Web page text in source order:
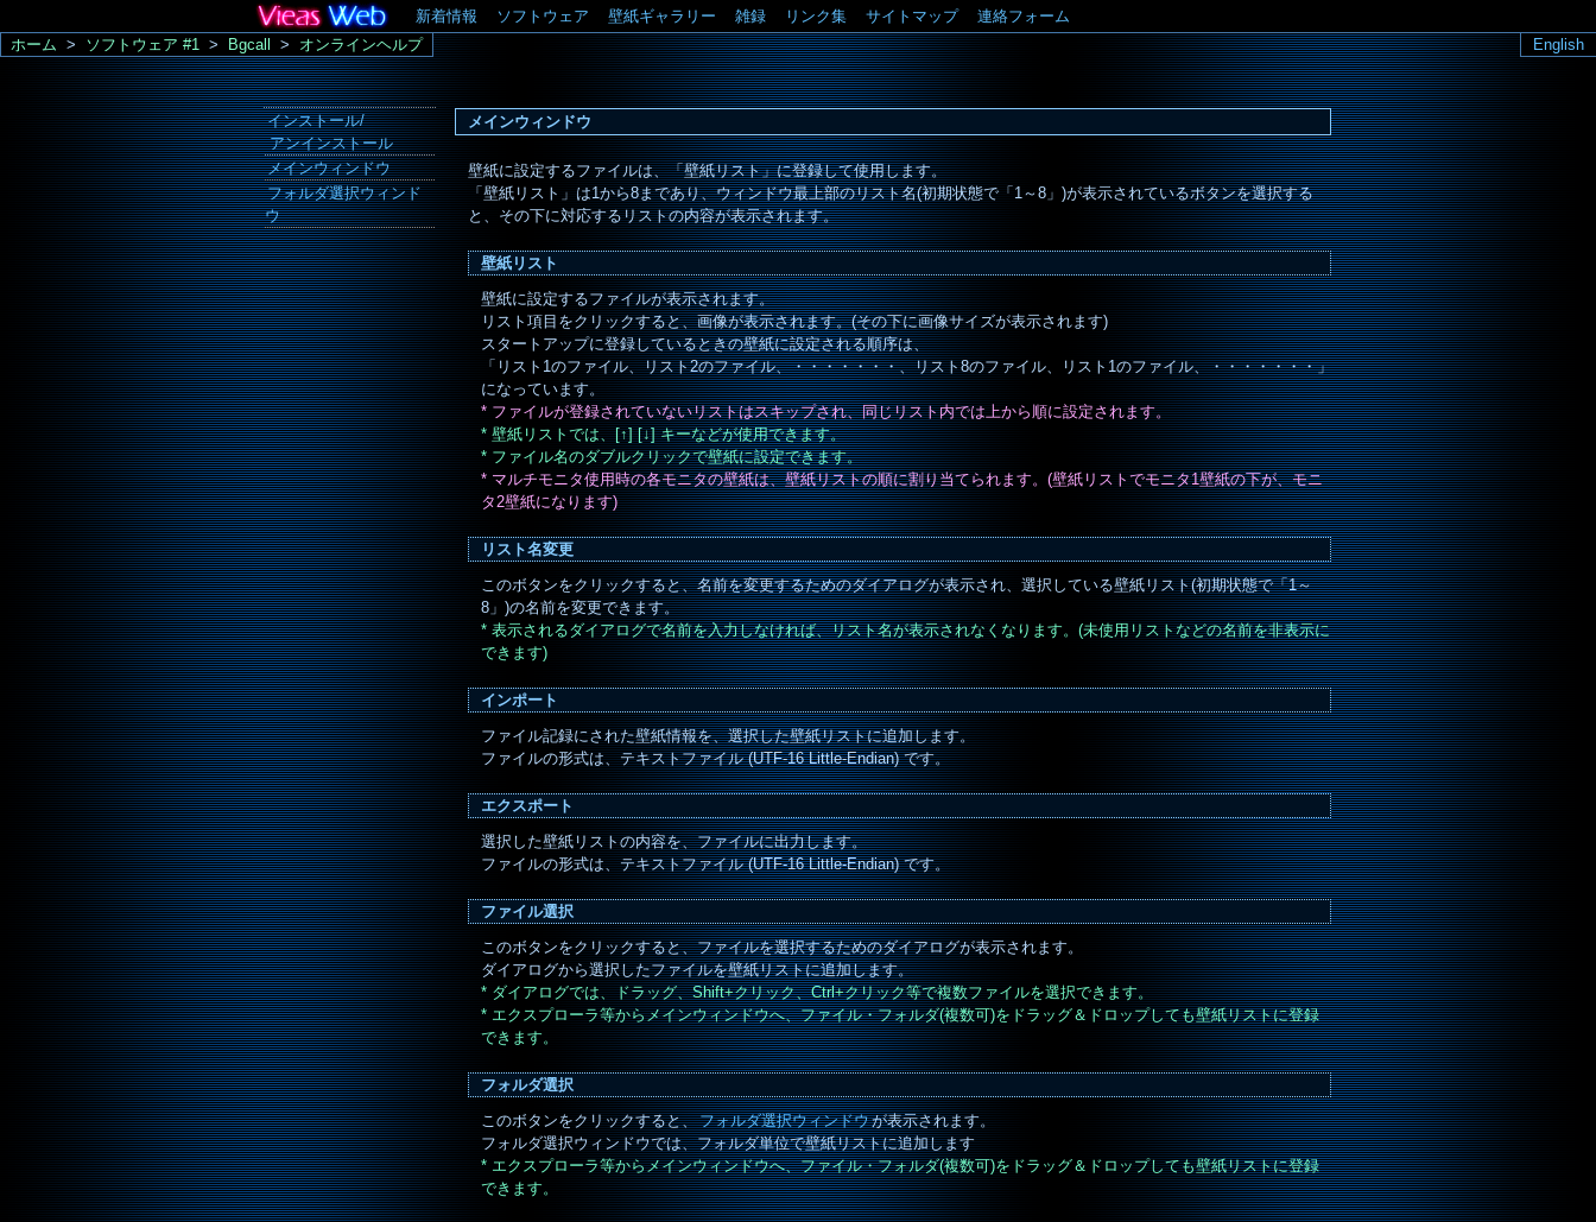
新着情報 ソフトウェア 壁紙ギャラリー 雑録 リンク集 サイトマップ 連絡フォーム
メインウィンドウ
壁紙に設定するファイルは、「壁紙リスト」に登録して使用します。
「壁紙リスト」は1から8まであり、ウィンドウ最上部のリスト名(初期状態で「1～8」)が表示されているボタンを選択する
と、その下に対応するリストの内容が表示されます。
壁紙リスト
壁紙に設定するファイルが表示されます。
リスト項目をクリックすると、画像が表示されます。(その下に画像サイズが表示されます)
スタートアップに登録しているときの壁紙に設定される順序は、
「リスト1のファイル、リスト2のファイル、・・・・・・・、リスト8のファイル、リスト1のファイル、・・・・・・・」
になっています。
* ファイルが登録されていないリストはスキップされ、同じリスト内では上から順に設定されます。
* 壁紙リストでは、[↑] [↓] キーなどが使用できます。
* ファイル名のダブルクリックで壁紙に設定できます。
* マルチモニタ使用時の各モニタの壁紙は、壁紙リストの順に割り当てられます。(壁紙リストでモニタ1壁紙の下が、モニ
タ2壁紙になります)
リスト名変更
このボタンをクリックすると、名前を変更するためのダイアログが表示され、選択している壁紙リスト(初期状態で「1～
8」)の名前を変更できます。
* 表示されるダイアログで名前を入力しなければ、リスト名が表示されなくなります。(未使用リストなどの名前を非表示に
できます)
インポート
ファイル記録にされた壁紙情報を、選択した壁紙リストに追加します。
ファイルの形式は、テキストファイル (UTF-16 Little-Endian) です。
エクスポート
選択した壁紙リストの内容を、ファイルに出力します。
ファイルの形式は、テキストファイル (UTF-16 Little-Endian) です。
ファイル選択
このボタンをクリックすると、ファイルを選択するためのダイアログが表示されます。
ダイアログから選択したファイルを壁紙リストに追加します。
* ダイアログでは、ドラッグ、Shift+クリック、Ctrl+クリック等で複数ファイルを選択できます。
* エクスプローラ等からメインウィンドウへ、ファイル・フォルダ(複数可)をドラッグ＆ドロップしても壁紙リストに登録
できます。
フォルダ選択
このボタンをクリックすると、フォルダ選択ウィンドウが表示されます。
フォルダ選択ウィンドウでは、フォルダ単位で壁紙リストに追加します
* エクスプローラ等からメインウィンドウへ、ファイル・フォルダ(複数可)をドラッグ＆ドロップしても壁紙リストに登録
できます。
インストール/
アンインストール
メインウィンドウ
フォルダ選択ウィンド
ウ
ホーム > ソフトウェア #1 > Bgcall > オンラインヘルプ English